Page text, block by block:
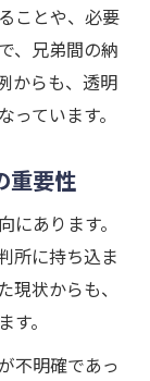
た対策法
守るステ
頼再構築
ルを乗り
解決の流
ことや、必要
、兄弟間の納
からも、透明
ています。
重要性
あります。
所に持ち込ま
状からも、
。
不明確であっ